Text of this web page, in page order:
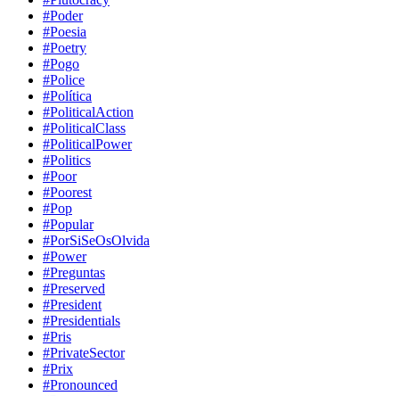
#Poder
#Poesia
#Poetry
#Pogo
#Police
#Política
#PoliticalAction
#PoliticalClass
#PoliticalPower
#Politics
#Poor
#Poorest
#Pop
#Popular
#PorSiSeOsOlvida
#Power
#Preguntas
#Preserved
#President
#Presidentials
#Pris
#PrivateSector
#Prix
#Pronounced